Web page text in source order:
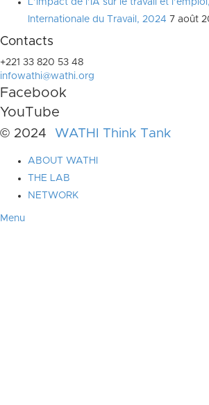
L’impact de l’IA sur le travail et
Internationale du Travail, 2024 7 août
Contacts
+221 33 820 53 48
infowathi@wathi.org
Facebook
YouTube
© 2024 WATHI Think Tank
ABOUT WATHI
THE LAB
NETWORK
Menu